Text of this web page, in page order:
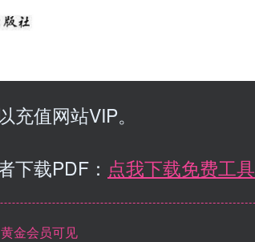
值网站VIP。
下载PDF： 点我下载免费工具
金会员可见